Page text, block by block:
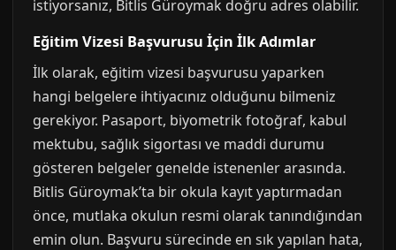
istiyorsanız, Bitlis Güroymak doğru adres olabilir.
Eğitim Vizesi Başvurusu İçin İlk Adımlar
İlk olarak, eğitim vizesi başvurusu yaparken
hangi belgelere ihtiyacınız olduğunu bilmeniz
gerekiyor. Pasaport, biyometrik fotoğraf, kabul
mektubu, sağlık sigortası ve maddi durumu
gösteren belgeler genelde istenenler arasında.
Bitlis Güroymak’ta bir okula kayıt yaptırmadan
önce, mutlaka okulun resmi olarak tanındığından
emin olun. Başvuru sürecinde en sık yapılan hata,